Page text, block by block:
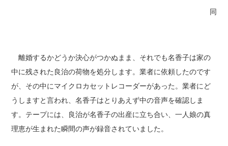
同
離婚するかどうか決心がつかぬまま、それでも名香子は家の
中に残された良治の荷物を処分します。業者に依頼したのです
が、その中にマイクロカセットレコーダーがあった。業者にど
うしますと言われ、名香子はとりあえず中の音声を確認しま
す。テープには、良治が名香子の出産に立ち合い、一人娘の真
理恵が生まれた瞬間の声が録音されていました。